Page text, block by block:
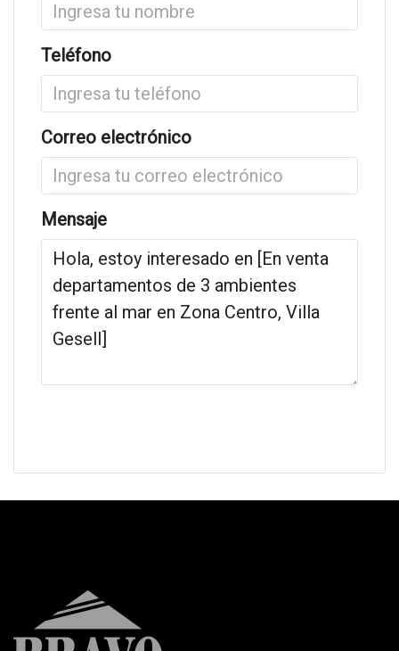
Teléfono
Correo electrónico
Mensaje